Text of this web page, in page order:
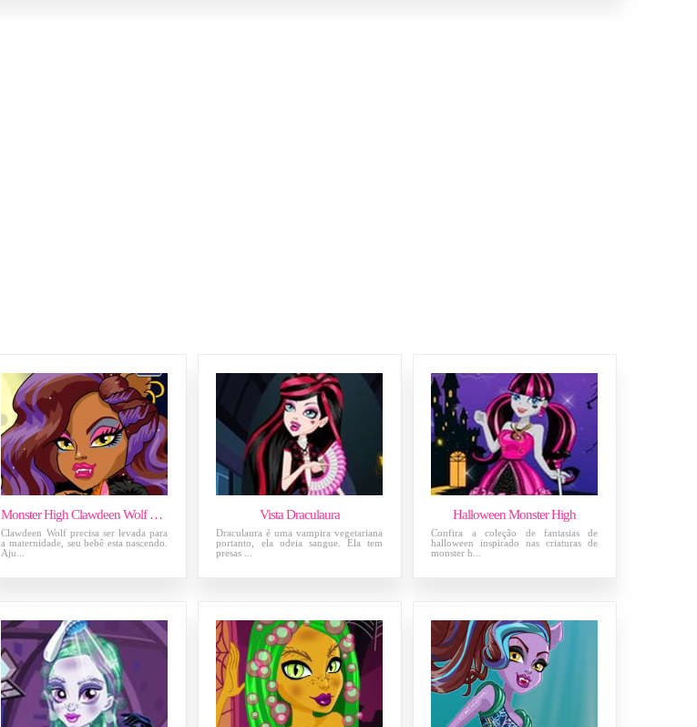
Monster High Clawdeen Wolf Grávida
Clawdeen Wolf precisa ser levada para
a maternidade, seu bebê esta nascendo.
Aju...
Vista Draculaura
Draculaura é uma vampira vegetariana
portanto, ela odeia sangue. Ela tem
presas ...
Halloween Monster High
Confira a coleção de fantasias de
halloween inspirado nas criaturas de
monster h...